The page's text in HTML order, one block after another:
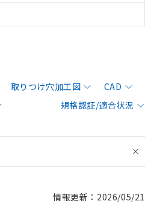
取りつけ穴加工図
CAD
規格認証/適合状況
情報更新：2026/05/21